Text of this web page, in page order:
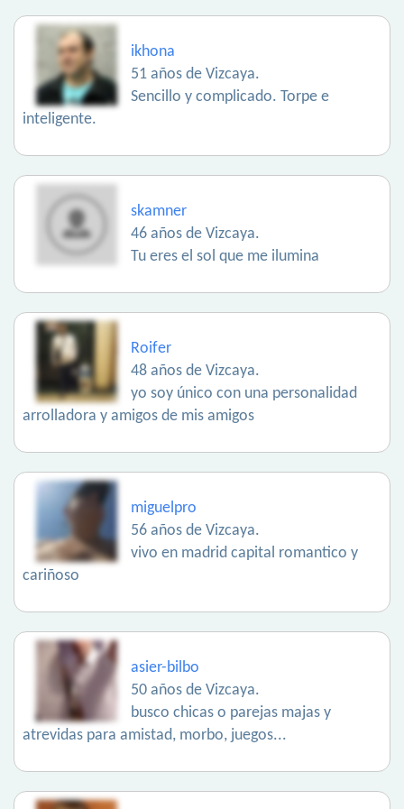
ikhona
51 años de Vizcaya.
Sencillo y complicado. Torpe e
inteligente.
skamner
46 años de Vizcaya.
Tu eres el sol que me ilumina
Roifer
48 años de Vizcaya.
yo soy único con una personalidad
arrolladora y amigos de mis amigos
miguelpro
56 años de Vizcaya.
vivo en madrid capital romantico y
cariñoso
asier-bilbo
50 años de Vizcaya.
busco chicas o parejas majas y
atrevidas para amistad, morbo, juegos...